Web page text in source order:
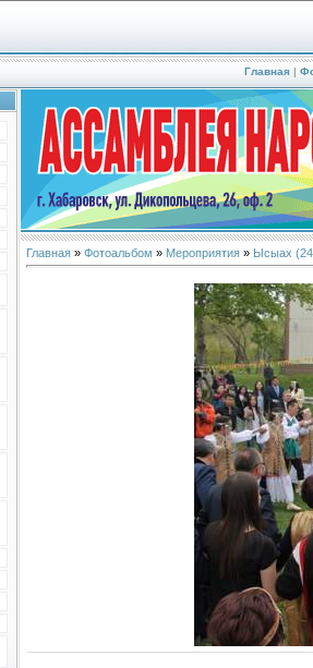
Главная |
Главная » Фотоальбом » Мероприятия » Ысыах (24